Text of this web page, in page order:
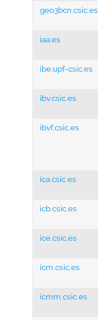
geo3bcn.csic.es
iaa.es
ibe.upf-csic.es
ibv.csic.es
ibvf.csic.es
ica.csic.es
icb.csic.es
ice.csic.es
icm.csic.es
icmm.csic.es